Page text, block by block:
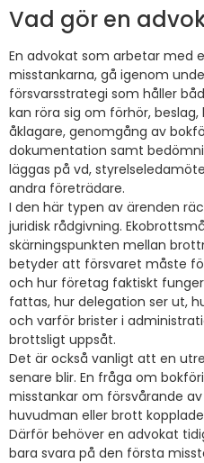
Vad gör en
En advokat som arbetar med
misstankarna, gå igenom
försvarsstrategi som håller
kan röra sig om förhör,
åklagare, genomgång av
dokumentation samt
läggas på vd,
andra företrädare.
I den här typen av ärenden
juridisk rådgivning.
skärningspunkten mellan
betyder att försvaret måste
och hur företag faktiskt
fattas, hur delegation ser ut,
och varför brister i
brottsligt uppsåt.
Det är också vanligt att en
senare blir. En fråga om
misstankar om försvårande
huvudman eller brott
Därför behöver en advokat
bara svara på den första